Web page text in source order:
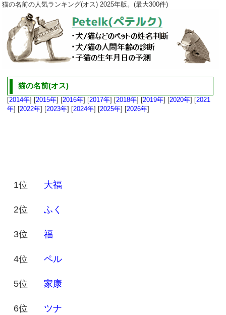
猫の名前の人気ランキング(オス) 2025年版。(最大300件)
猫の名前(オス)
[2014年] [2015年] [2016年] [2017年] [2018年] [2019年] [2020年] [2021
年] [2022年] [2023年] [2024年] [2025年] [2026年]
1位 大福
2位 ふく
3位 福
4位 ペル
5位 家康
6位 ツナ